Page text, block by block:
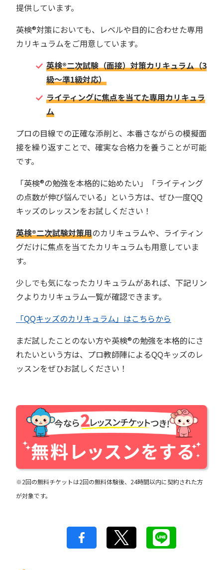
提供しています。
英検®︎対策においても、レベルや目的に合わせた専用
カリキュラムをご用意しています。
英検®︎二次試験（面接）対策カリキュラム（3
級〜準1級対応）
ライティングに焦点を当てた専用カリキュラ
ム
プロの目線での正確な添削と、本番さながらの模擬面
接を繰り返すことで、確実な合格力を養うことが可能
です。
「英検®︎の勉強を本格的に始めたい」「ライティング
の点数が伸び悩んでいる」という方は、ぜひ一度QQ
キッズのレッスンをお試しください！
英検®︎二次試験対策用のカリキュラムや、ライティン
グだけに焦点を当てたカリキュラムも用意していま
す。
少しでも気になったカリキュラムがあれば、下記リン
クよりカリキュラム一覧が確認できます。
「QQキッズのカリキュラム」はこちらから
まだ試したことのない方や英検®︎の勉強を本格的にさ
れたいという方は、プロ教師陣によるQQキッズのレ
ッスンをぜひお試しください！
※2回の無料チケットは2回の無料体験後、24時間以内に契約された方
が対象です。